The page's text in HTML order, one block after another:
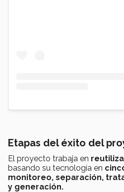
Etapas del éxito del
El proyecto trabaja en
basando su tecnología en
monitoreo, separación,
y generación.